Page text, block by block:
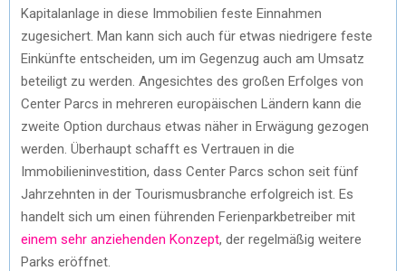
Kapitalanlage in diese Immobilien feste Einnahmen
zugesichert. Man kann sich auch für etwas niedrigere feste
Einkünfte entscheiden, um im Gegenzug auch am Umsatz
beteiligt zu werden. Angesichtes des großen Erfolges von
Center Parcs in mehreren europäischen Ländern kann die
zweite Option durchaus etwas näher in Erwägung gezogen
werden. Überhaupt schafft es Vertrauen in die
Immobilieninvestition, dass Center Parcs schon seit fünf
Jahrzehnten in der Tourismusbranche erfolgreich ist. Es
handelt sich um einen führenden Ferienparkbetreiber mit
einem sehr anziehenden Konzept, der regelmäßig weitere
Parks eröffnet.